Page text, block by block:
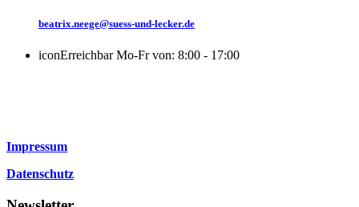
beatrix.neege@suess-und-lecker.de
iconErreichbar Mo-Fr von: 8:00 - 17:00
Impressum
Datenschutz